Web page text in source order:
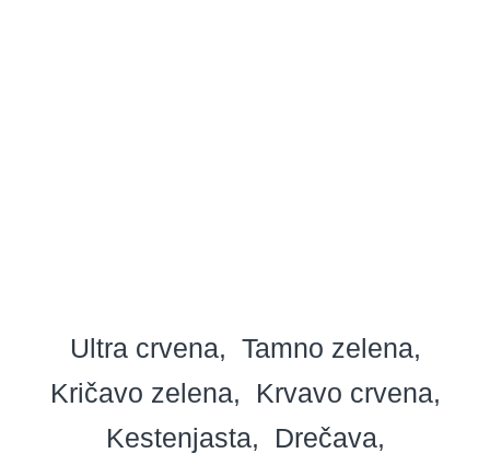
Ultra crvena
Tamno zelena
Kričavo zelena
Krvavo crvena
Kestenjasta
Drečava